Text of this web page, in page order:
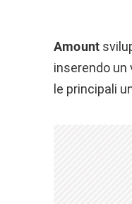
Amount
inserendo
le principali